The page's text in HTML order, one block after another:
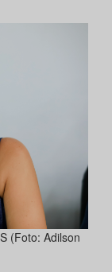
(Foto: Adilson